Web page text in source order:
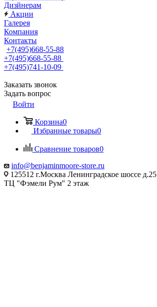
Дизйнерам
Акции
Галерея
Компания
Контакты
+7(495)668-55-88
+7(495)668-55-88
+7(495)741-10-09
Заказать звонок
Задать вопрос
Войти
Корзина0
Избранные товары0
Сравнение товаров0
info@benjaminmoore-store.ru
125512 г.Москва Ленинградское шоссе д.25
ТЦ "Фэмели Рум" 2 этаж